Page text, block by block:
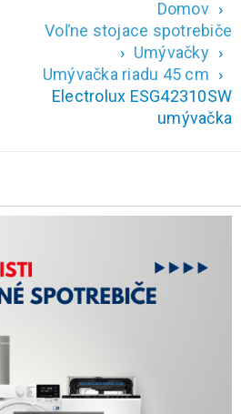
Domov ›
Voľne stojace spotrebiče
› Umývačky ›
Umývačka riadu 45 cm ›
Electrolux ESG42310SW
umývačka